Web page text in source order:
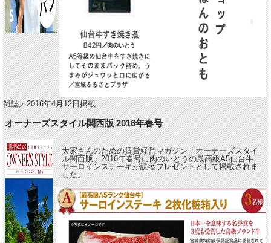
雑誌／2016年4月12日掲載
オーナーズスタイル関西版 2016年春号
大家さんのための賃貸経営マガジン「オーナーズスタイ
ル関西版」2016年春号に肉のいとうの最高級A5仙台牛
サーロインステーキが読者プレゼントとして掲載されま
した。